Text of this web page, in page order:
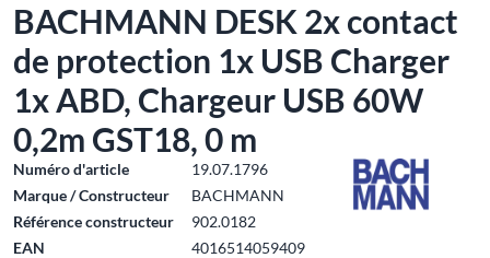
BACHMANN DESK 2x contact
de protection 1x USB Charger
1x ABD, Chargeur USB 60W
0,2m GST18, 0 m
Numéro d'article
19.07.1796
Marque / Constructeur
BACHMANN
Référence constructeur
902.0182
EAN
4016514059409